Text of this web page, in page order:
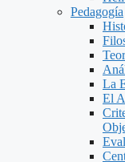
Pedagogía
La
El